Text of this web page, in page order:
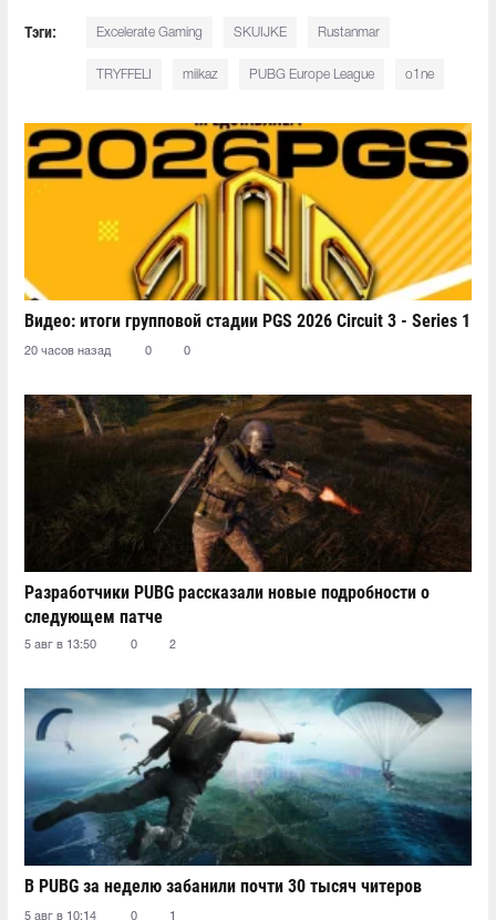
Тэги: Excelerate Gaming SKUIJKE Rustanmar
TRYFFELI miikaz PUBG Europe League o1ne
Видео: итоги групповой стадии PGS 2026 Circuit 3 - Series 1
20 часов назад 0 0
Разработчики PUBG рассказали новые подробности о
следующем патче
5 авг в 13:50 0 2
В PUBG за неделю забанили почти 30 тысяч читеров
5 авг в 10:14 0 1